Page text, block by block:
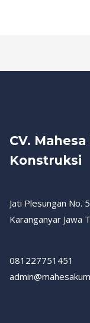
CV.
Konstruksi
Jati Plesungan No.
Karanganyar Jawa
081227751451